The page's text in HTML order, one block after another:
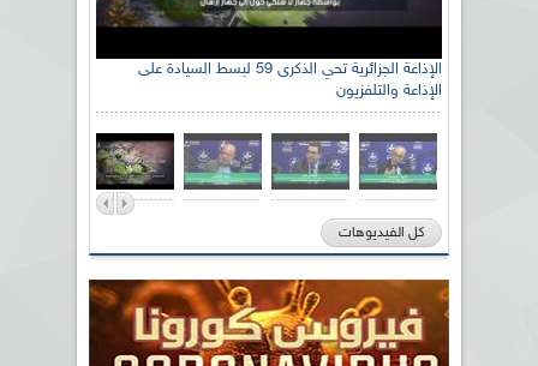
الإذاعة الجزائرية تحي الذكرى 59 لبسط السيادة على
الإذاعة والتلفزيون
كل الفيديوهات